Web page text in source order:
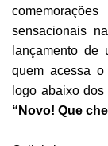
sensacionais
lançamento de
quem acessa o
logo abaixo
“Novo! Que